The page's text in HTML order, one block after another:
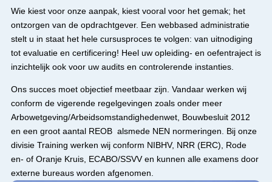
Wie kiest voor onze aanpak, kiest vooral voor het gemak; het
ontzorgen van de opdrachtgever. Een webbased administratie
stelt u in staat het hele cursusproces te volgen: van uitnodiging
tot evaluatie en certificering! Heel uw opleiding- en oefentraject is
inzichtelijk ook voor uw audits en controlerende instanties.
Ons succes moet objectief meetbaar zijn. Vandaar werken wij
conform de vigerende regelgevingen zoals onder meer
Arbowetgeving/Arbeidsomstandighedenwet, Bouwbesluit 2012
en een groot aantal REOB alsmede NEN normeringen. Bij onze
divisie Training werken wij conform NIBHV, NRR (ERC), Rode
en- of Oranje Kruis, ECABO/SSVV en kunnen alle examens door
externe bureaus worden afgenomen.